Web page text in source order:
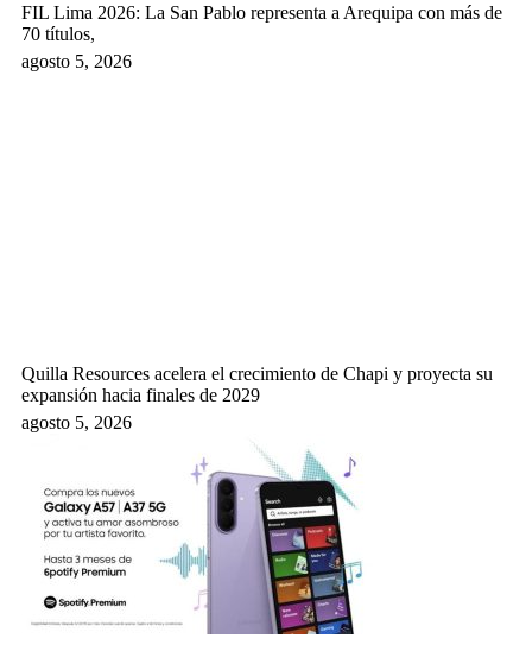
FIL Lima 2026: La San Pablo representa a Arequipa con más de
70 títulos,
agosto 5, 2026
Quilla Resources acelera el crecimiento de Chapi y proyecta su
expansión hacia finales de 2029
agosto 5, 2026